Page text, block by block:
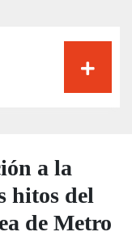
a la
hitos del
de Metro